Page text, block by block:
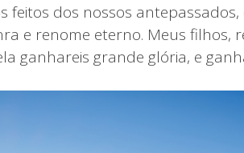
feitos dos nossos
e renome eterno. Meus filhos,
ganhareis grande glória, e